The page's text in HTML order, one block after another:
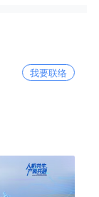
我要联络